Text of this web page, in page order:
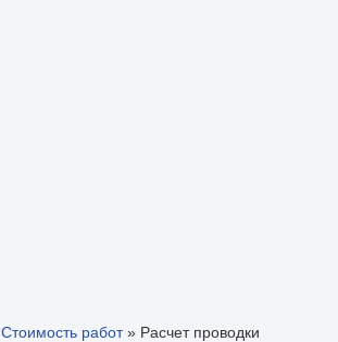
Стоимость работ» Расчет проводки